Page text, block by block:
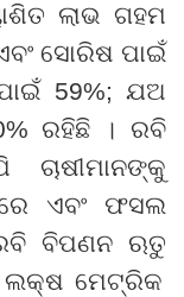
ଲାଭ ଗହମ
ସୋରିଷ ପାଇଁ
59%;ଯଅ
ରହିଛି । ରବି
ଏବଂ ଫସଲ
ରବି ବିପଣନ ଋତୁ
ଲକ୍ଷ ମେଟ୍ରିକ